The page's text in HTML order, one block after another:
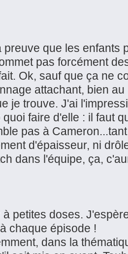
preuve que les enfants
pas forcément
Ok, sauf que ça ne
attachant, bien
je trouve. J'ai
faire d'elle : il faut
pas à
d'épaisseur, ni
dans l'équipe, ça,
à petites doses.
chaque épisode !
dans la